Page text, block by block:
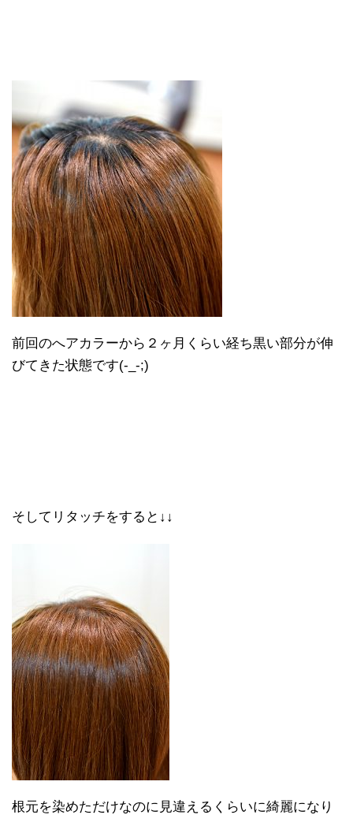
前回のへアカラーから２ヶ月くらい経ち黒い部分が伸
びてきた状態です(-_-;)
そしてリタッチをすると↓↓
根元を染めただけなのに見違えるくらいに綺麗になり